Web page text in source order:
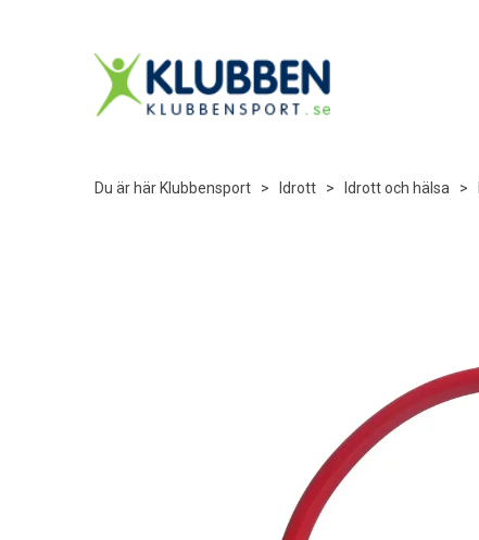
Du är här Klubbensport > Idrott > Idrott och hälsa >